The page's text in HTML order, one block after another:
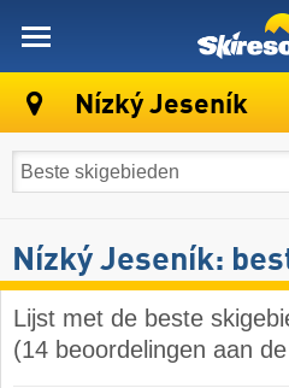
Nízký Jeseník
Nízký Jeseník:
Lijst met de beste
(14 beoordelingen aan